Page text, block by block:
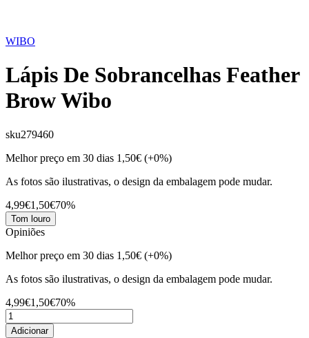
WIBO
Lápis De Sobrancelhas Feather
Brow Wibo
sku279460
Melhor preço em 30 dias 1,50€ (+0%)
As fotos são ilustrativas, o design da embalagem pode mudar.
4,99€1,50€70%
Tom louro
Opiniões
Melhor preço em 30 dias 1,50€ (+0%)
As fotos são ilustrativas, o design da embalagem pode mudar.
4,99€1,50€70%
Adicionar